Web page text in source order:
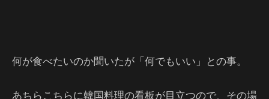
何が食べたいのか聞いたが「何でもいい」との事。
あちらこちらに韓国料理の看板が目立つので、その場